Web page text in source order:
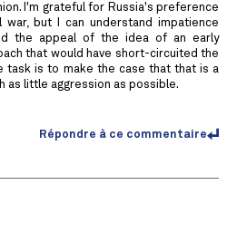
I'm grateful for Russia's preference
but I can understand impatience
the appeal of the idea of an early
that would have short-circuited the
task is to make the case that that is a
as little aggression as possible.
Répondre à ce commentaire